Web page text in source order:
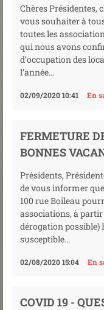
Chères Présidentes,
vous souhaiter à
toutes les
qui nous avons
d’occupation des
l’année...
02/09/2020 10:41 En
FERMETURE
BONNES
Présidents,
de vous informer
100 rue Boileau
associations, à partir
dérogation possible)
susceptible...
02/08/2020 15:04 En
COVID 19 -